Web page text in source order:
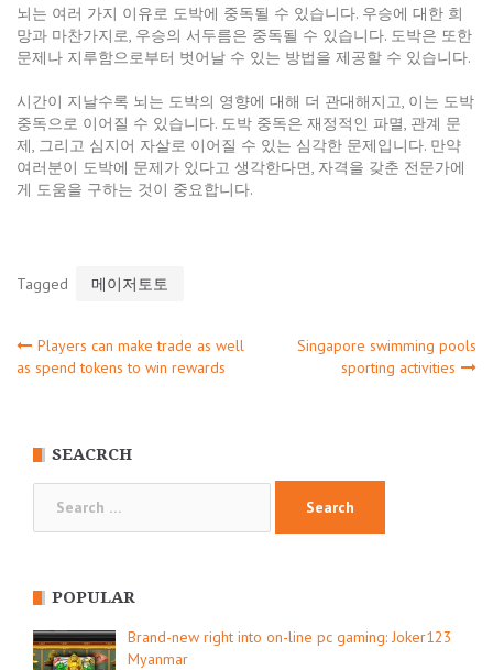
뇌는 여러 가지 이유로 도박에 중독될 수 있습니다. 우승에 대한 희
망과 마찬가지로, 우승의 서두름은 중독될 수 있습니다. 도박은 또한
문제나 지루함으로부터 벗어날 수 있는 방법을 제공할 수 있습니다.
시간이 지날수록 뇌는 도박의 영향에 대해 더 관대해지고, 이는 도박
중독으로 이어질 수 있습니다. 도박 중독은 재정적인 파멸, 관계 문
제, 그리고 심지어 자살로 이어질 수 있는 심각한 문제입니다. 만약
여러분이 도박에 문제가 있다고 생각한다면, 자격을 갖춘 전문가에
게 도움을 구하는 것이 중요합니다.
Tagged 메이저토토
Post
Players can make trade as well
as spend tokens to win rewards
Singapore swimming pools
sporting activities
SEACRCH
POPULAR
Brand-new right into on-line pc gaming: Joker123
Myanmar